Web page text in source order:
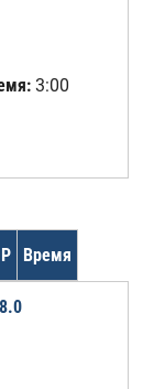
3:00
Р Время